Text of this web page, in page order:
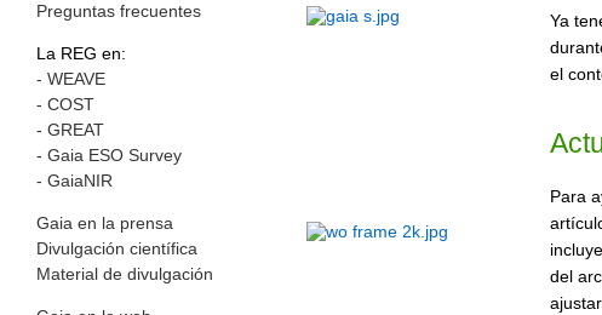
Ya
el
Para
del
Preguntas frecuentes
La REG en:
- WEAVE
- COST
- GREAT
- Gaia ESO Survey
- GaiaNIR
Gaia en la prensa
Divulgación científica
Material de divulgación